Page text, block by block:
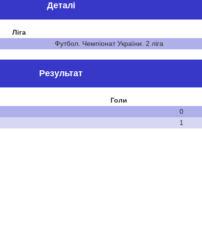
Деталі
Ліга
Футбол. Чемпіонат України. 2 ліга
Результат
Голи
0
1